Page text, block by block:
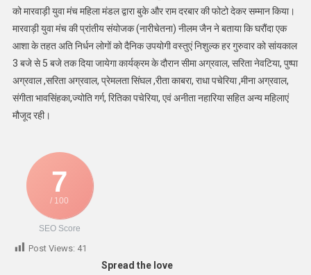
को मारवाड़ी युवा मंच महिला मंडल द्वारा बुके और राम दरबार की फोटो देकर सम्मान किया।
मारवाड़ी युवा मंच की प्रांतीय संयोजक (नारीचेतना) नीलम जैन ने बताया कि घरौंदा एक
आशा के तहत अति निर्धन लोगों को दैनिक उपयोगी वस्तुएं निशुल्क हर गुरुवार को सांयकाल
3 बजे से 5 बजे तक दिया जायेगा कार्यक्रम के दौरान सीमा अग्रवाल, सरिता नेवटिया, पुष्पा
अग्रवाल ,सरिता अग्रवाल, प्रेमलता सिंघल ,रीता काबरा, राधा पचेरिया ,मीना अग्रवाल,
संगीता भावसिंहका,ज्योति गर्ग, रितिका पचेरिया, एवं अनीता नहारिया सहित अन्य महिलाएं
मौजूद रही।
7
/ 100
SEO Score
Post Views: 41
Spread the love